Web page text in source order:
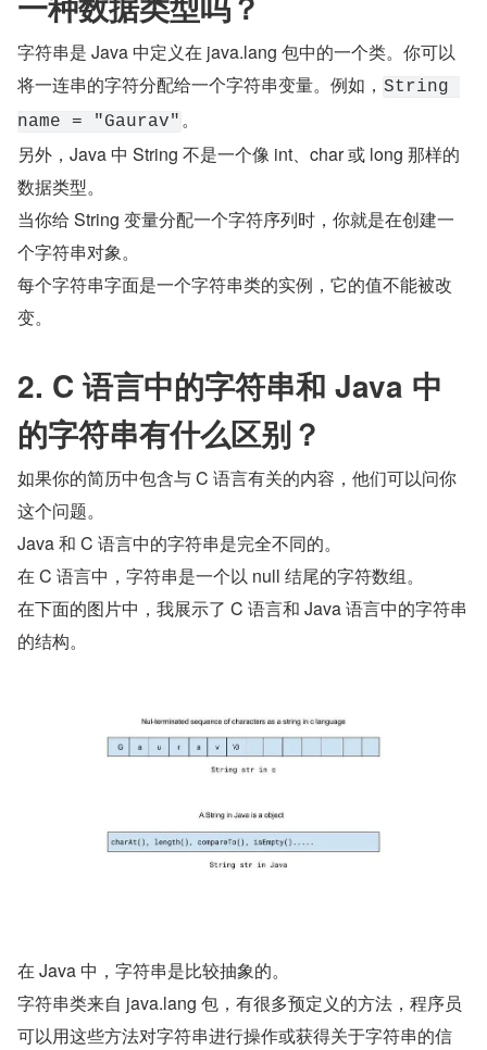
字符串是 Java 中定义在 java.lang 包中的一个类。你可以
将一连串的字符分配给一个字符串变量。例如， String
name = "Gaurav" 。
另外，Java 中 String 不是一个像 int、char 或 long 那样的
数据类型。
当你给 String 变量分配一个字符序列时，你就是在创建一
个字符串对象。
每个字符串字面是一个字符串类的实例，它的值不能被改
变。
2. C 语言中的字符串和 Java 中
的字符串有什么区别？
如果你的简历中包含与 C 语言有关的内容，他们可以问你
这个问题。
Java 和 C 语言中的字符串是完全不同的。
在 C 语言中，字符串是一个以 null 结尾的字符数组。
在下面的图片中，我展示了 C 语言和 Java 语言中的字符串
的结构。
在 Java 中，字符串是比较抽象的。
字符串类来自 java.lang 包，有很多预定义的方法，程序员
可以用这些方法对字符串进行操作或获得关于字符串的信